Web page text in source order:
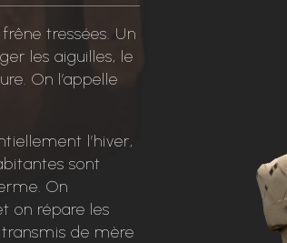
tressées. Un
les aiguilles, le
On l’appelle
l’hiver,
sont
On
on répare les
de mère